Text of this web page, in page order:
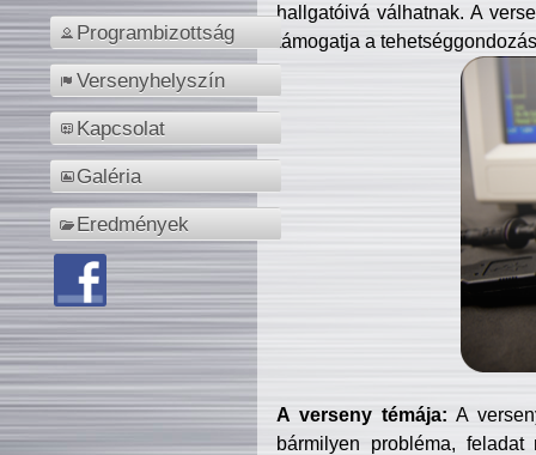
Programbizottság
Versenyhelyszín
Kapcsolat
Galéria
Eredmények
hallgatóivá válhatnak. A
támogatja a
A verseny témája: A
bármilyen probléma, feladat